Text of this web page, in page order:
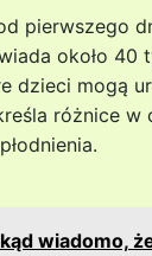
pierwszego
około 40
dzieci mogą
różnice w
wiadomo,